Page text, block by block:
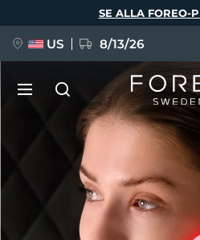
SE ALLA FOREO-
US 8/13/26
BREAKING NEWS
Deutsch